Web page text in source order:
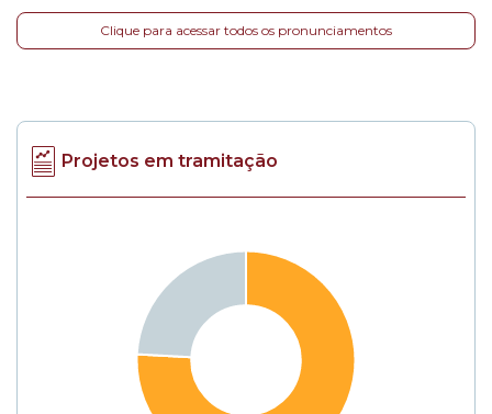
Clique para acessar todos os pronunciamentos
Projetos em tramitação